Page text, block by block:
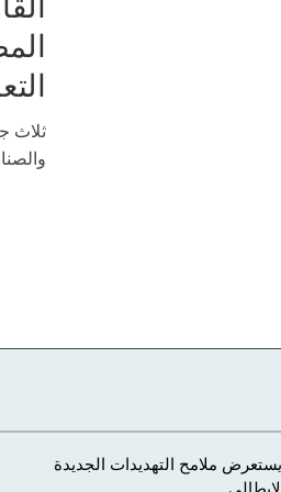
ثلاث
ملامح التهديدات الجديدة